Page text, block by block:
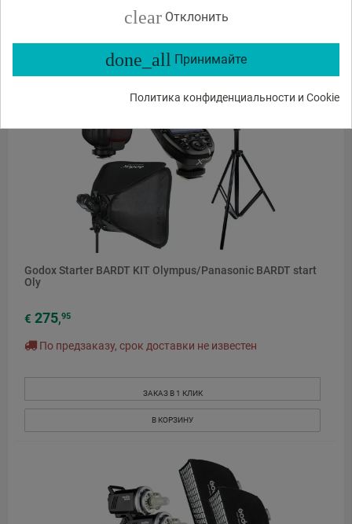
clear Отклонить
done_all Принимайте
Политика конфиденциальности и Cookie
В КОРЗИНУ
Godox Starter BARDT KIT Olympus/Panasonic BARDT start
Oly
€ 275,95
По предзаказу, срок доставки не известен
ЗАКАЗ В 1 КЛИК
В КОРЗИНУ